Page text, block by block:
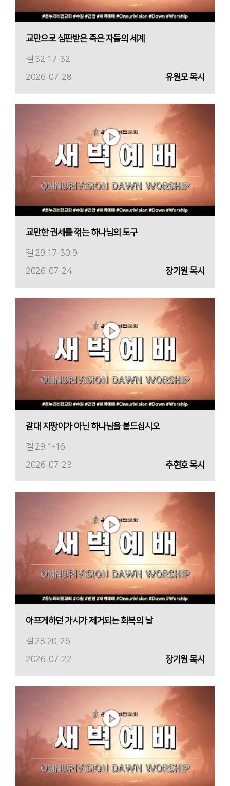
교만으로 심판받은 죽은 자들의 세계
겔 32:17-32
2026-07-28
유원모 목사
교만한 권세를 꺾는 하나님의 도구
겔 29:17-30:9
2026-07-24
장기원 목사
갈대 지팡이가 아닌 하나님을 붙드십시오
겔 29:1-16
2026-07-23
추현호 목사
아프게하던 가시가 제거되는 회복의 날
겔 28:20-26
2026-07-22
장기원 목사